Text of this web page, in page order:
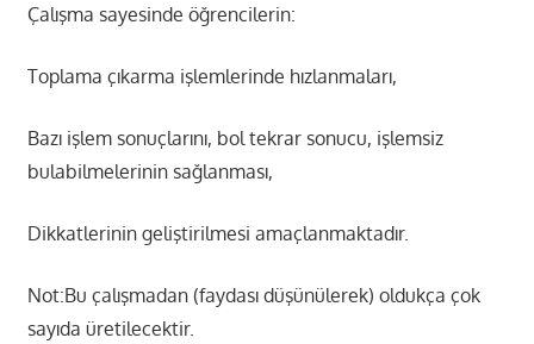
Çalışma sayesinde öğrencilerin:
Toplama çıkarma işlemlerinde hızlanmaları,
Bazı işlem sonuçlarını, bol tekrar sonucu, işlemsiz
bulabilmelerinin sağlanması,
Dikkatlerinin geliştirilmesi amaçlanmaktadır.
Not:Bu çalışmadan (faydası düşünülerek) oldukça çok
sayıda üretilecektir.